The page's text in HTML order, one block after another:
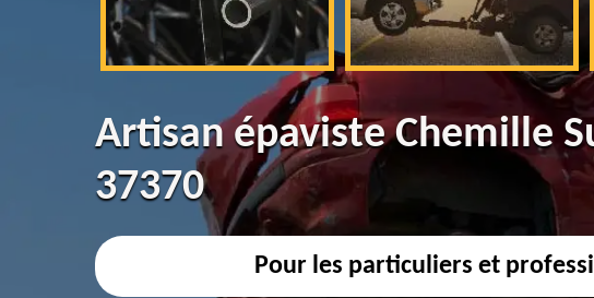
Artisan épaviste Chemille
37370
Pour les particuliers et